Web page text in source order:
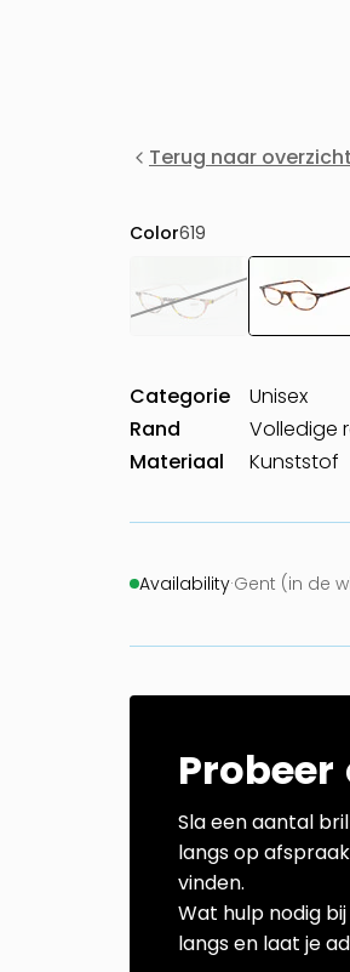
Terug naar overzicht
Color619
Categorie
Unisex
Rand
Volledige
Materiaal
Kunststof
Availability·Gent (in de
Probeer
Sla een aantal
langs op
vinden.
Wat hulp nodig
langs en laat je